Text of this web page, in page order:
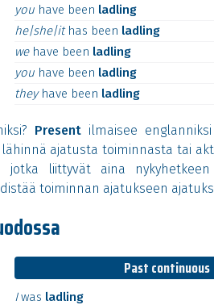
you have been ladling
he|she|it has been ladling
we have been ladling
you have been ladling
they have been ladling
Present ilmaisee
ajatusta toiminnasta tai
jotka liittyvät aina
toiminnan ajatukseen
Past continuous
Iwas ladling